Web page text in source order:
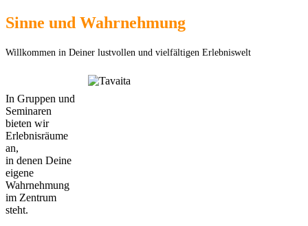
Sinne und Wahrnehmung
Willkommen in Deiner lustvollen und vielfältigen Erlebniswelt
In Gruppen und
Seminaren
bieten wir
Erlebnisräume
an,
in denen Deine
eigene
Wahrnehmung
im Zentrum
steht.